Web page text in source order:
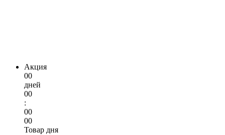
Акция
00
дней
00
:
00
00
Товар дня